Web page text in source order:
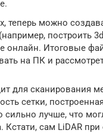
теперь можно
построить
онлайн. Итоговые
на ПК и
для сканирования
сетки,
сильно лучше, что
Кстати, сам LiDAR